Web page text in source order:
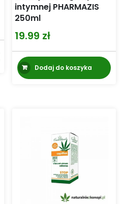
intymnej PHARMAZIS
250ml
19.99 zł
Dodaj do koszyka